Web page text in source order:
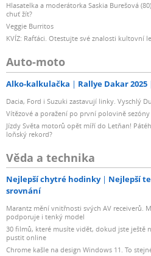
Hlasatelka a moderátorka Saskia Burešová
chuť žít?
Veggie Burritos
KVÍZ: Rafťáci. Otestujte své znalosti kultovní
Auto-moto
Alko-kalkulačka Rallye Dakar 2025
Dacia, Ford i Suzuki zastavují linky. Vyschlý
Vítězové a poražení po první polovině sezóny
Jízdy Světa motorů opět míří do Letňan!
loňský rekord?
Věda a technika
Nejlepší chytré hodinky Nejlepší
srovnání
Marantz mění vnitřnosti svých AV receiverů.
podporuje i tenký model
30 filmů, které musíte vidět, dokud jste ještě
pustit online
Chrome kašle na design Windows 11. To